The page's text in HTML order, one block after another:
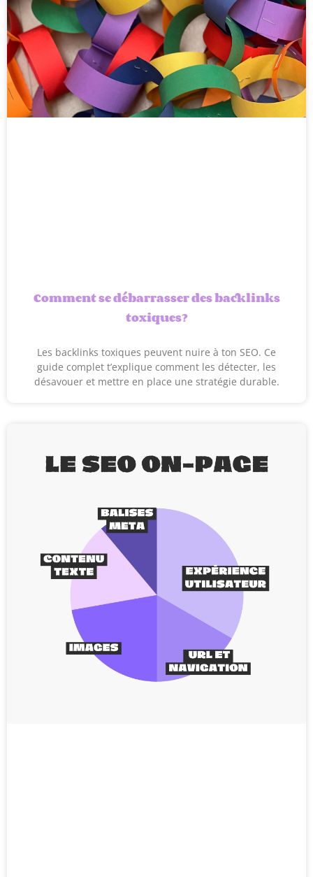
Comment se débarrasser des backlinks
toxiques?
Les backlinks toxiques peuvent nuire à ton SEO. Ce
guide complet t’explique comment les détecter, les
désavouer et mettre en place une stratégie durable.